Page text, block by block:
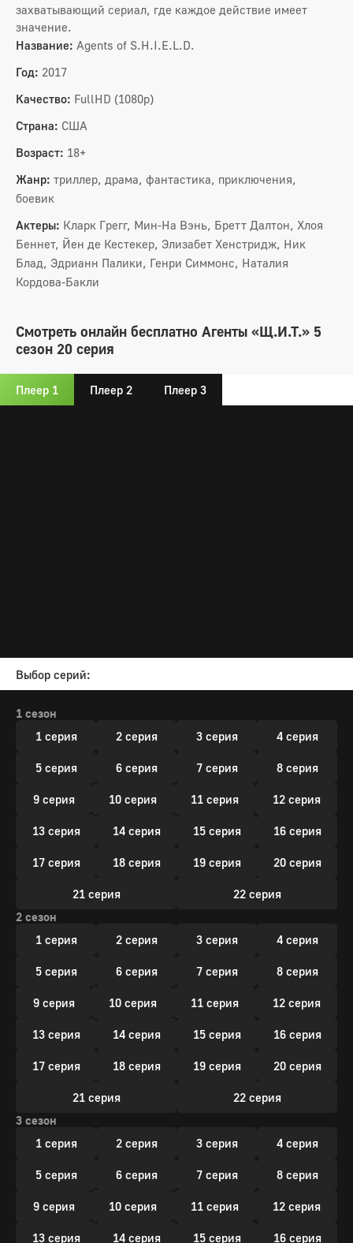
захватывающий сериал, где каждое действие имеет
значение.
Название: Agents of S.H.I.E.L.D.
Год: 2017
Качество: FullHD (1080p)
Страна: США
Возраст: 18+
Жанр: триллер, драма, фантастика, приключения,
боевик
Актеры: Кларк Грегг, Мин-На Вэнь, Бретт Далтон, Хлоя
Беннет, Йен де Кестекер, Элизабет Хенстридж, Ник
Блад, Эдрианн Палики, Генри Симмонс, Наталия
Кордова-Бакли
Смотреть онлайн бесплатно Агенты «Щ.И.Т.» 5
сезон 20 серия
Плеер 1 Плеер 2 Плеер 3
Выбор серий:
1 сезон
1 серия
2 серия 3 серия 4 серия
5 серия 6 серия 7 серия 8 серия
9 серия 10 серия 11 серия 12 серия
13 серия 14 серия 15 серия 16 серия
17 серия 18 серия 19 серия 20 серия
21 серия
22 серия
2 сезон
1 серия
2 серия 3 серия 4 серия
5 серия 6 серия 7 серия 8 серия
9 серия 10 серия 11 серия 12 серия
13 серия 14 серия 15 серия 16 серия
17 серия 18 серия 19 серия 20 серия
21 серия
22 серия
3 сезон
1 серия
2 серия 3 серия 4 серия
5 серия 6 серия 7 серия 8 серия
9 серия 10 серия 11 серия 12 серия
13 серия 14 серия 15 серия 16 серия